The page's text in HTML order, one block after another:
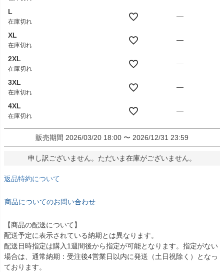
L
在庫切れ
—
XL
在庫切れ
—
2XL
在庫切れ
—
3XL
在庫切れ
—
4XL
在庫切れ
—
販売期間 2026/03/20 18:00 〜 2026/12/31 23:59
申し訳ございません。ただいま在庫がございません。
返品特約について
商品についてのお問い合わせ
【商品の配送について】
配送予定に表示されている納期とは異なります。
配送日時指定は購入1週間後から指定が可能となります。指定がない
場合は、通常納期：受注後4営業日以内に発送（土日祝除く）となっ
ております。